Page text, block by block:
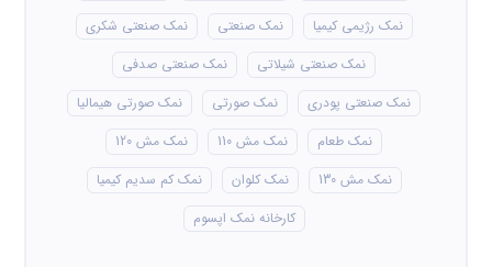
نمک رژیمی کیمیا
نمک صنعتی
نمک صنعتی شکری
نمک صنعتی شیلاتی
نمک صنعتی صدفی
نمک صنعتی پودری
نمک صورتی
نمک صورتی هیمالیا
نمک طعام
نمک مش 110
نمک مش 120
نمک مش 130
نمک کلوان
نمک کم سدیم کیمیا
کارخانه نمک اپسوم